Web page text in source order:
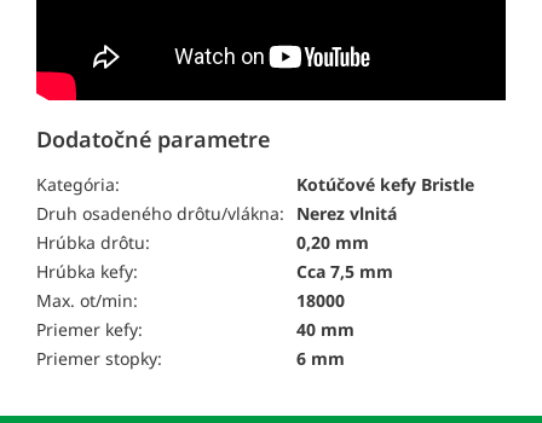
Dodatočné parametre
Kategória:
Kotúčové kefy Bristle
Druh osadeného drôtu/vlákna:
Nerez vlnitá
Hrúbka drôtu:
0,20 mm
Hrúbka kefy:
Cca 7,5 mm
Max. ot/min:
18000
Priemer kefy:
40 mm
Priemer stopky:
6 mm